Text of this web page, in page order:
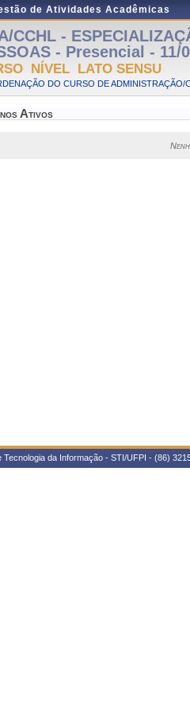
de Atividades Acadêmicas
CCHL -
- Presencial - 11/
NÍVEL LATO SENSU
DO CURSO DE ADMINISTRAÇÃO/
Ativos
Tecnologia da Informação - STI/UFPI - (86)